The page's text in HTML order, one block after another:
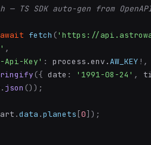
TS SDK auto-gen from
await fetch ('https://
,
Api-Key' : process.env.AW_KEY ! ,
({ date : '1991-08-24' ,
. json ());
.data .planets [0]);